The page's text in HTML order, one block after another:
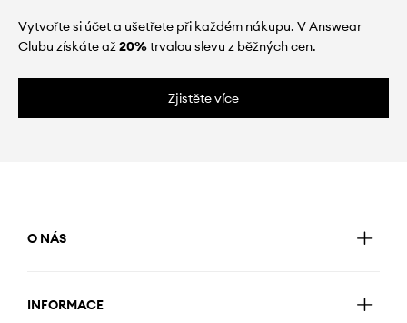
Vytvořte si účet a ušetřete při každém nákupu. V Answear
Clubu získáte až20%trvalou slevu z běžných cen.
Zjistěte více
O NÁS
INFORMACE